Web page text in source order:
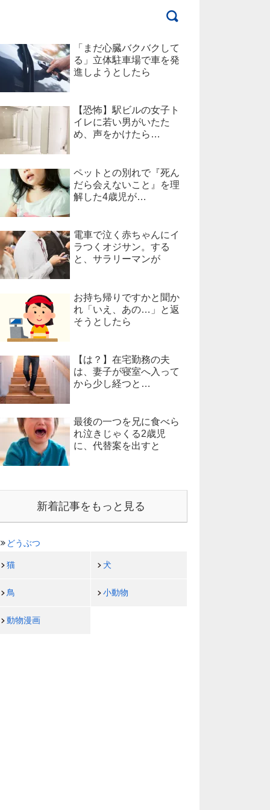
「まだ心臓バクバクして
る」立体駐車場で車を発
進しようとしたら
【恐怖】駅ビルの女子ト
イレに若い男がいたた
め、声をかけたら…
ペットとの別れで『死ん
だら会えないこと』を理
解した4歳児が…
電車で泣く赤ちゃんにイ
ラつくオジサン。する
と、サラリーマンが
お持ち帰りですかと聞か
れ「いえ、あの…」と返
そうとしたら
【は？】在宅勤務の夫
は、妻子が寝室へ入って
から少し経つと…
最後の一つを兄に食べら
れ泣きじゃくる2歳児
に、代替案を出すと
新着記事をもっと見る
どうぶつ
猫 犬
鳥 小動物
動物漫画